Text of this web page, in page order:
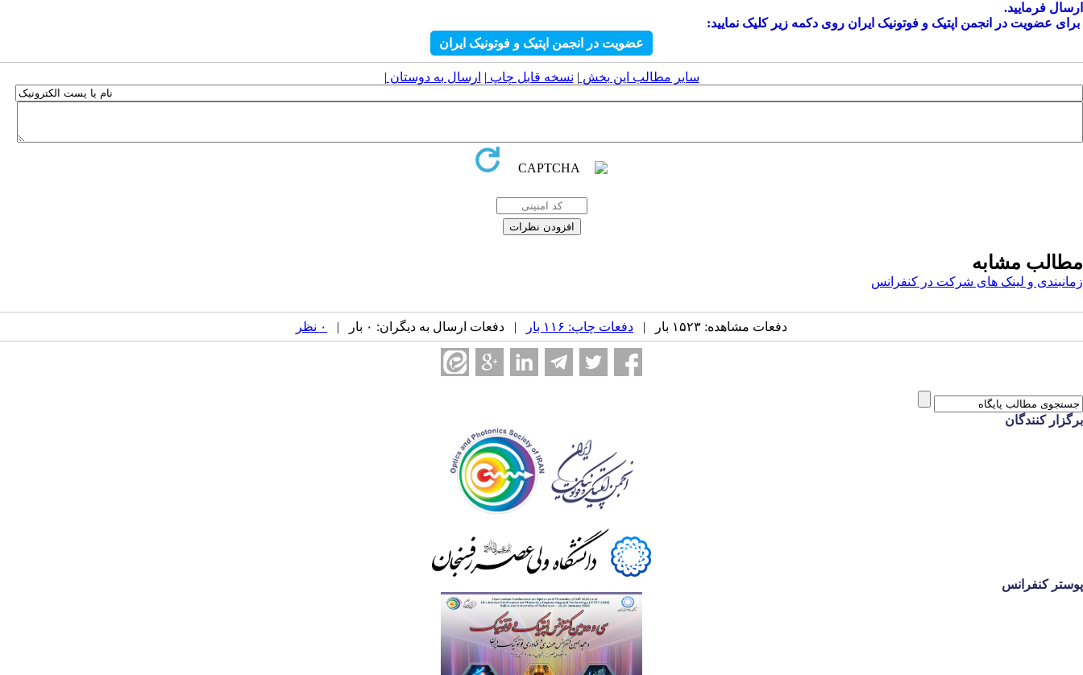
ارسال فرمایید.
برای عضویت در انجمن اپتیک و فوتونیک ایران روی دکمه زیر کلیک نمایید:
عضویت در انجمن اپتیک و فوتونیک ایران
سایر مطالب این بخش | نسخه قابل چاپ | ارسال به دوستان |
مطالب مشابه
زمانبندی و لینک های شرکت در کنفرانس
دفعات مشاهده: ۱۵۲۳ بار | دفعات چاپ: ۱۱۶ بار | دفعات ارسال به دیگران: ۰ بار | ۰ نظر
برگزار کنندگان
پوستر کنفرانس